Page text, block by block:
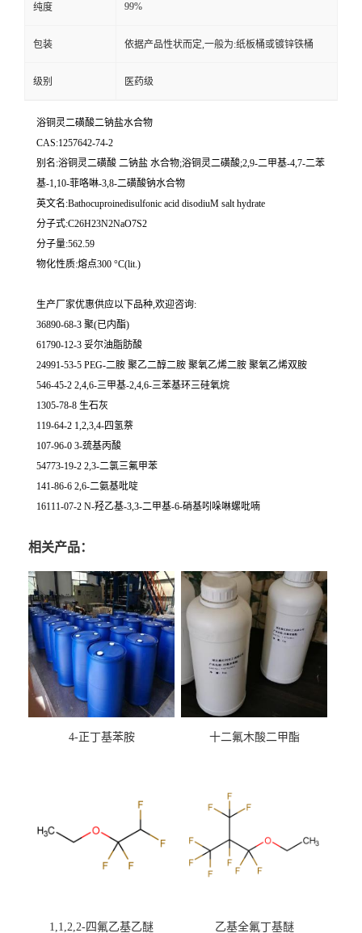
纯度 99%
包装 依据产品性状而定,一般为:纸板桶或镀锌铁桶
级别 医药级
浴铜灵二磺酸二钠盐水合物
CAS:1257642-74-2
别名:浴铜灵二磺酸 二钠盐 水合物;浴铜灵二磺酸;2,9-二甲基-4,7-二苯
基-1,10-菲咯啉-3,8-二磺酸钠水合物
英文名:Bathocuproinedisulfonic acid disodiuM salt hydrate
分子式:C26H23N2NaO7S2
分子量:562.59
物化性质:熔点300 °C(lit.)
生产厂家优惠供应以下品种,欢迎咨询:
36890-68-3 聚(已内酯)
61790-12-3 妥尔油脂肪酸
24991-53-5 PEG-二胺 聚乙二醇二胺 聚氧乙烯二胺 聚氧乙烯双胺
546-45-2 2,4,6-三甲基-2,4,6-三苯基环三硅氧烷
1305-78-8 生石灰
119-64-2 1,2,3,4-四氢萘
107-96-0 3-巯基丙酸
54773-19-2 2,3-二氯三氟甲苯
141-86-6 2,6-二氨基吡啶
16111-07-2 N-羟乙基-3,3-二甲基-6-硝基吲哚啉螺吡喃
相关产品：
4-正丁基苯胺 十二氟木酸二甲酯
1,1,2,2-四氟乙基乙醚 乙基全氟丁基醚